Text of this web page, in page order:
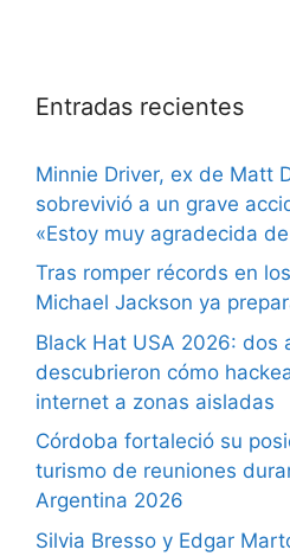
Entradas recientes
Minnie Driver, ex de Matt
sobrevivió a un grave
«Estoy muy agradecida
Tras romper récords en
Michael Jackson ya
Black Hat USA 2026: dos
descubrieron cómo
internet a zonas aisladas
Córdoba fortaleció su
turismo de reuniones
Argentina 2026
Silvia Bresso y Edgar